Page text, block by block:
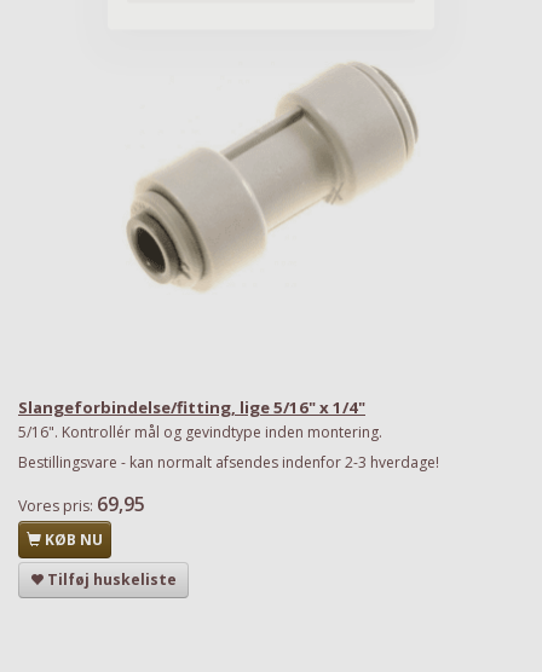
Slangeforbindelse/fitting, lige 5/16" x 1/4"
5/16". Kontrollér mål og gevindtype inden montering.
Bestillingsvare - kan normalt afsendes indenfor 2-3 hverdage!
Vores pris: 69,95
KØB NU
Tilføj huskeliste